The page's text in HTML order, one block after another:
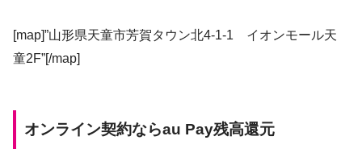
[map]”山形県天童市芳賀タウン北4-1-1 イオンモール天
童2F”[/map]
オンライン契約ならau Pay残高還元